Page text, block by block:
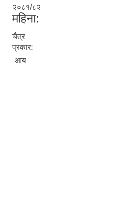
२०८१/८२
महिना:
चैत्र
प्रकार:
आय